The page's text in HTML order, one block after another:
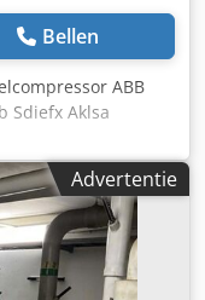
Bellen
ABB
Sdiefx Aklsa
goede werkende
Advertentie